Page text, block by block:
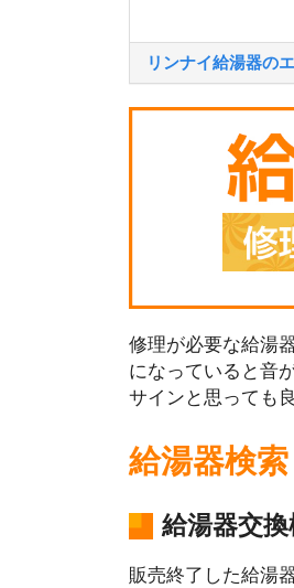
リンナイ給湯器の
修理が必要な給湯
になっていると音
サインと思っても
給湯器検索
給湯器交
販売終了した給湯